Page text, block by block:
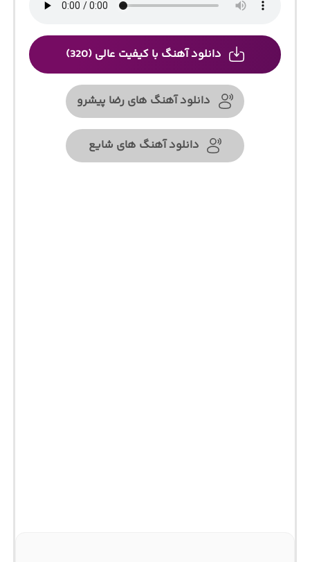
دانلود آهنگ با کیفیت عالی (320)
دانلود آهنگ های رضا پیشرو
دانلود آهنگ های شایع